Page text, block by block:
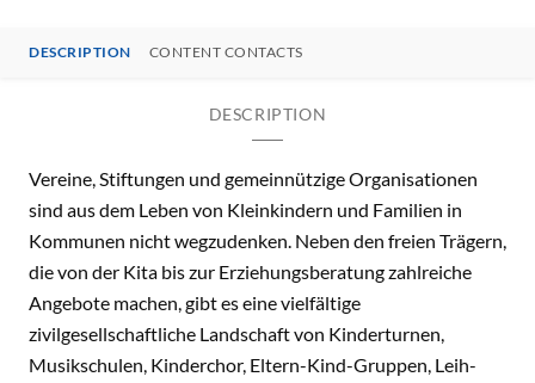
DESCRIPTION CONTENT CONTACTS
DESCRIPTION
Vereine, Stiftungen und gemeinnützige Organisationen
sind aus dem Leben von Kleinkindern und Familien in
Kommunen nicht wegzudenken. Neben den freien Trägern,
die von der Kita bis zur Erziehungsberatung zahlreiche
Angebote machen, gibt es eine vielfältige
zivilgesellschaftliche Landschaft von Kinderturnen,
Musikschulen, Kinderchor, Eltern-Kind-Gruppen, Leih-